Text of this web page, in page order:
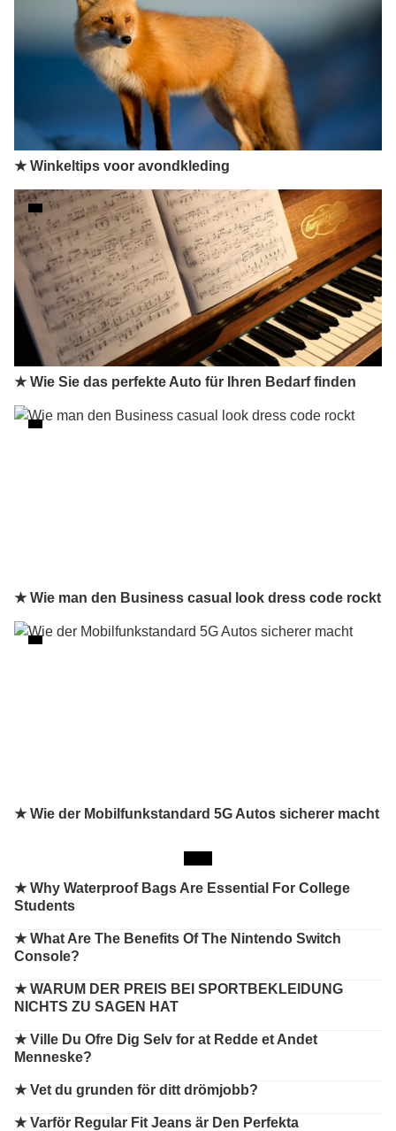
★ Winkeltips voor avondkleding
★ Wie Sie das perfekte Auto für Ihren Bedarf finden
★ Wie man den Business casual look dress code rockt
★ Wie der Mobilfunkstandard 5G Autos sicherer macht
★Why Waterproof Bags Are Essential For College
Students
★What Are The Benefits Of The Nintendo Switch
Console?
★WARUM DER PREIS BEI SPORTBEKLEIDUNG
NICHTS ZU SAGEN HAT
★Ville Du Ofre Dig Selv for at Redde et Andet
Menneske?
★Vet du grunden för ditt drömjobb?
★Varför Regular Fit Jeans är Den Perfekta